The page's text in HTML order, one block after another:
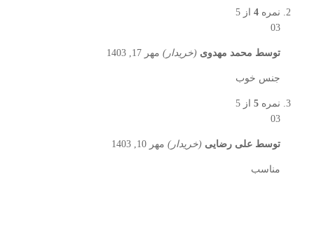
نمره 4 از 5
03
توسط محمد مهدوی (خریدار) مهر 17, 1403
جنس خوب
نمره 5 از 5
03
توسط علی رضایی (خریدار) مهر 10, 1403
مناسب